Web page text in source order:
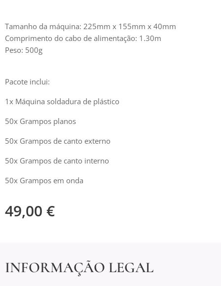
Tamanho da máquina: 225mm x 155mm x 40mm
Comprimento do cabo de alimentação: 1.30m
Peso: 500g
Pacote inclui:
1x Máquina soldadura de plástico
50x Grampos planos
50x Grampos de canto externo
50x Grampos de canto interno
50x Grampos em onda
49,00 €
INFORMAÇÃO LEGAL